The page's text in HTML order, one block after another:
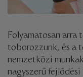
Folyamatosan arra
toborozzunk, és a
nemzetközi
nagyszerű